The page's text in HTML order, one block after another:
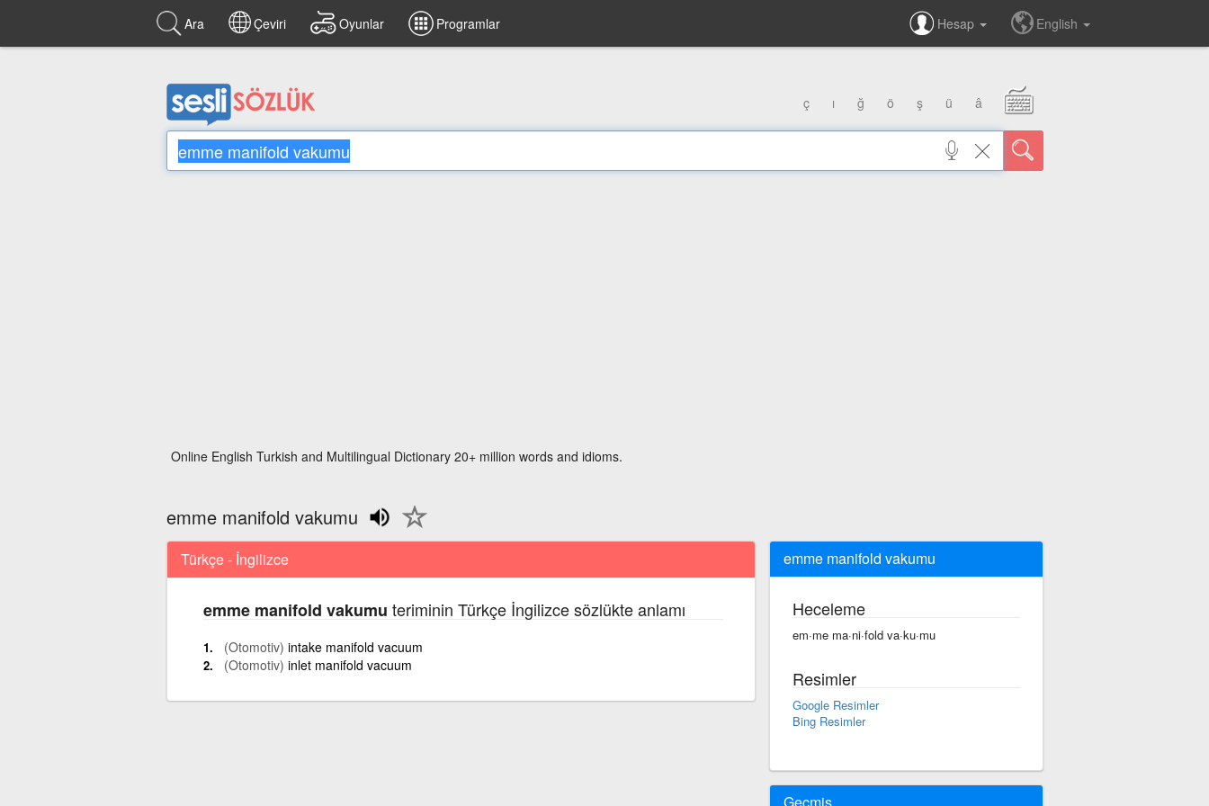
Ara Çeviri Oyunlar Programlar Hesap English
ç ı ğ ö ş ü â
Online English Turkish and Multilingual Dictionary 20+ million words and idioms.
emme manifold vakumu
Türkçe - İngilizce
emme manifold vakumu teriminin Türkçe İngilizce sözlükte anlamı
(Otomotiv) intake manifold vacuum
(Otomotiv) inlet manifold vacuum
emme manifold vakumu
Heceleme
em·me ma·ni·fold va·ku·mu
Resimler
Google Resimler
Bing Resimler
Geçmiş